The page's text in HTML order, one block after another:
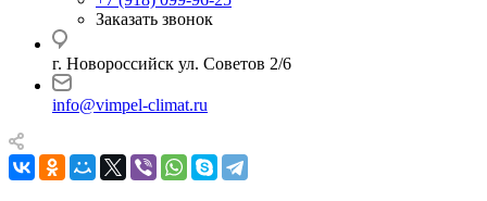
Заказать звонок
г. Новороссийск ул. Советов 2/6
info@vimpel-climat.ru